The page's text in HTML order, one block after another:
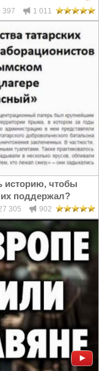
397 1 011
историю, чтобы
их поддержал?
305 902